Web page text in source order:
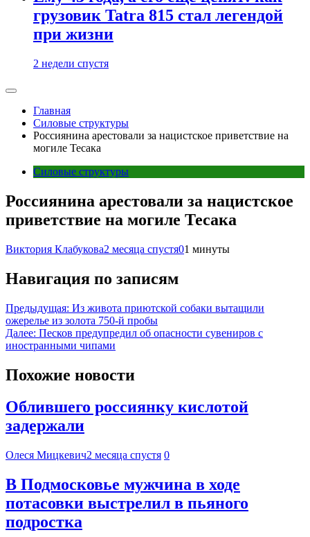
грузовик Tatra 815 стал легендой
при жизни
2 недели спустя
Главная
Силовые структуры
Россиянина арестовали за нацистское приветствие на
могиле Тесака
Силовые структуры
Россиянина арестовали за нацистское
приветствие на могиле Тесака
Виктория Клабукова2 месяца спустя01 минуты
Навигация по записям
Предыдущая: Из живота приютской собаки вытащили
ожерелье из золота 750-й пробы
Далее: Песков предупредил об опасности сувениров с
иностранными чипами
Похожие новости
Облившего россиянку кислотой
задержали
Олеся Мицкевич2 месяца спустя 0
В Подмосковье мужчина в ходе
потасовки выстрелил в пьяного
подростка